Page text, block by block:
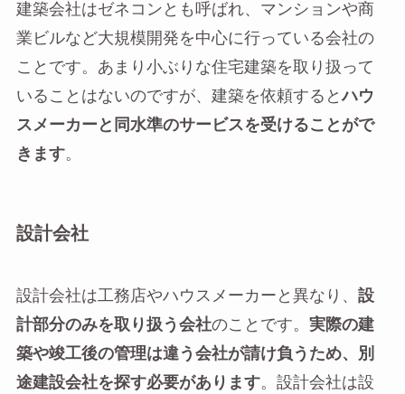
建築会社はゼネコンとも呼ばれ、マンションや商
業ビルなど大規模開発を中心に行っている会社の
ことです。あまり小ぶりな住宅建築を取り扱って
いることはないのですが、建築を依頼するとハウ
スメーカーと同水準のサービスを受けることがで
きます。
設計会社
設計会社は工務店やハウスメーカーと異なり、 設
計部分のみを取り扱う会社のことです。 実際の建
築や竣工後の管理は違う会社が請け負うため、別
途建設会社を探す必要があります。設計会社は設